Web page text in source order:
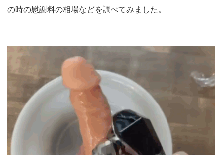
の時の慰謝料の相場などを調べてみました。